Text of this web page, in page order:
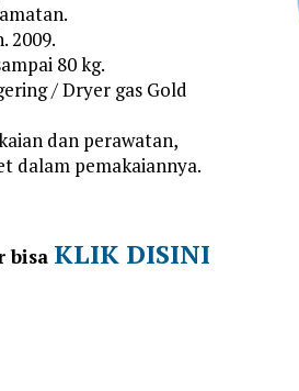
2009.
80 kg.
/ Dryer gas Gold
dan perawatan,
dalam pemakaiannya.
bisa KLIK DISINI